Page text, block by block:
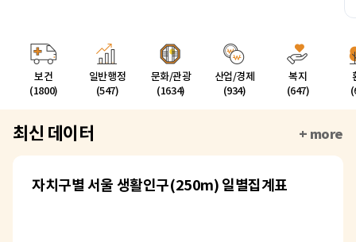
보건
(1800)
일반행정
(547)
문화/관광
(1634)
산업/경제
(934)
복지
(647)
최신 데이터 + more
자치구별 서울 생활인구(250m) 일별집계표